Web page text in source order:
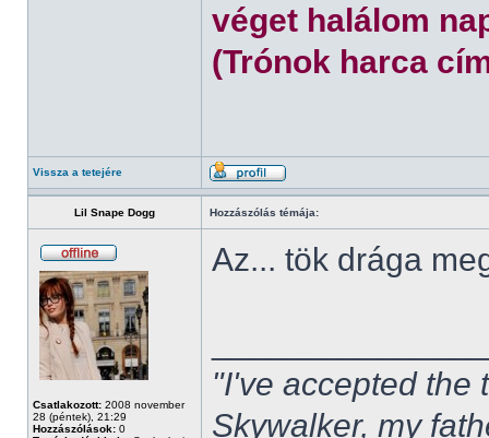
véget halálom
(Trónok harca
Vissza a tetejére
Lil Snape Dogg Hozzászólás témája:
Csatlakozott: 2008 november
28 (péntek), 21:29
Hozzászólások: 0
Az... tök drága
"I've accepted the
Skywalker, my